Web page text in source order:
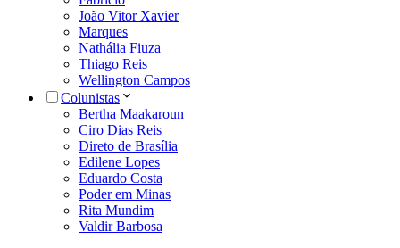
João Vitor Xavier
Marques
Nathália Fiuza
Thiago Reis
Wellington Campos
Colunistas
Bertha Maakaroun
Ciro Dias Reis
Direto de Brasília
Edilene Lopes
Eduardo Costa
Poder em Minas
Rita Mundim
Valdir Barbosa